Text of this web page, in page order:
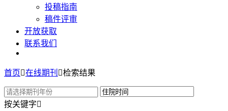
投稿指南
稿件评审
开放获取
联系我们
首页在线期刊 检索结果
按关键字